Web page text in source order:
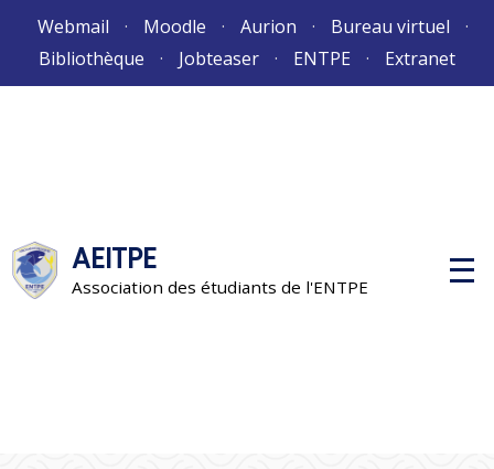
Webmail Moodle Aurion
Bureau virtuel
Bibliothèque
Jobteaser ENTPE Extranet
AEITPE
Association des étudiants de l'ENTPE
M
e